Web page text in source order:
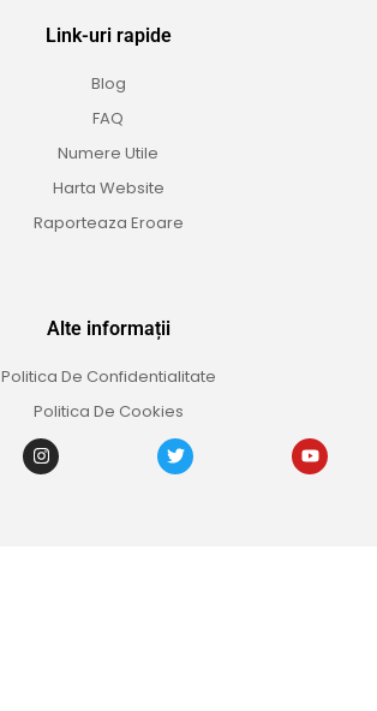
Link-uri rapide
Blog
FAQ
Numere Utile
Harta Website
Raporteaza Eroare
Alte informații
Politica De Confidentialitate
Politica De Cookies